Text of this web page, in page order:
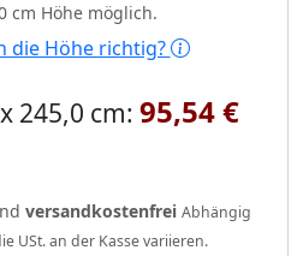
cm Höhe möglich.
die Höhe richtig?
245,0 cm: 95,54 €
versandkostenfrei Abhängig
USt. an der Kasse variieren.